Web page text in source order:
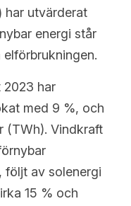
har utvärderat
energi står
2023 har
med 9 %, och
(TWh). Vindkraft
följt av solenergi
15 % och